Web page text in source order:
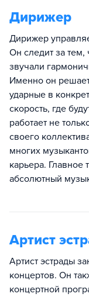
Дирижер
Дирижер
Он следит за тем,
звучали
Именно он
ударные в
скорость, где
работает не
своего
многих
карьера.
абсолютный
Артист
Артист эстрады
концертов. Он
концертной